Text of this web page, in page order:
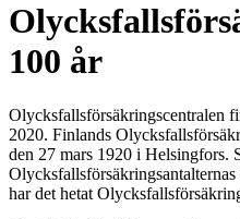
100 år
Olycksfallsförsäkringscentralen
2020. Finlands
den 27 mars 1920 i Helsingfors.
har det hetat